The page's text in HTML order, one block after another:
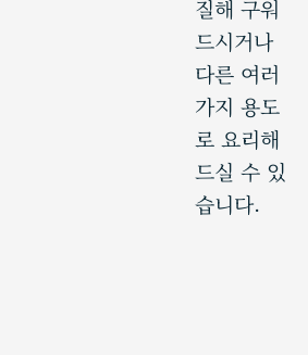
질해 구워
드시거나
다른 여러
가지 용도
로 요리해
드실 수 있
습니다.